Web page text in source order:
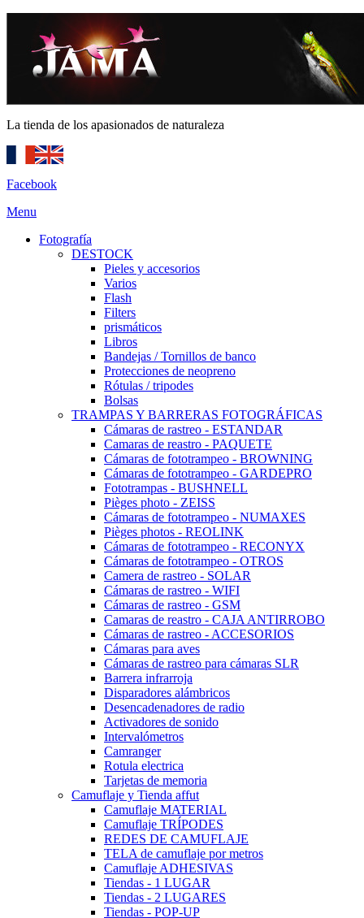
La tienda de los apasionados de naturaleza
Facebook
Menu
Fotografía
DESTOCK
Pieles y accesorios
Varios
Flash
Filters
prismáticos
Libros
Bandejas / Tornillos de banco
Protecciones de neopreno
Rótulas / tripodes
Bolsas
TRAMPAS Y BARRERAS FOTOGRÁFICAS
Cámaras de rastreo - ESTANDAR
Camaras de reastro - PAQUETE
Cámaras de fototrampeo - BROWNING
Cámaras de fototrampeo - GARDEPRO
Fototrampas - BUSHNELL
Pièges photo - ZEISS
Cámaras de fototrampeo - NUMAXES
Pièges photos - REOLINK
Cámaras de fototrampeo - RECONYX
Cámaras de fototrampeo - OTROS
Camera de rastreo - SOLAR
Cámaras de rastreo - WIFI
Cámaras de rastreo - GSM
Camaras de reastro - CAJA ANTIRROBO
Cámaras de rastreo - ACCESORIOS
Cámaras para aves
Cámaras de rastreo para cámaras SLR
Barrera infrarroja
Disparadores alámbricos
Desencadenadores de radio
Activadores de sonido
Intervalómetros
Camranger
Rotula electrica
Tarjetas de memoria
Camuflaje y Tienda affut
Camuflaje MATERIAL
Camuflaje TRÍPODES
REDES DE CAMUFLAJE
TELA de camuflaje por metros
Camuflaje ADHESIVAS
Tiendas - 1 LUGAR
Tiendas - 2 LUGARES
Tiendas - POP-UP